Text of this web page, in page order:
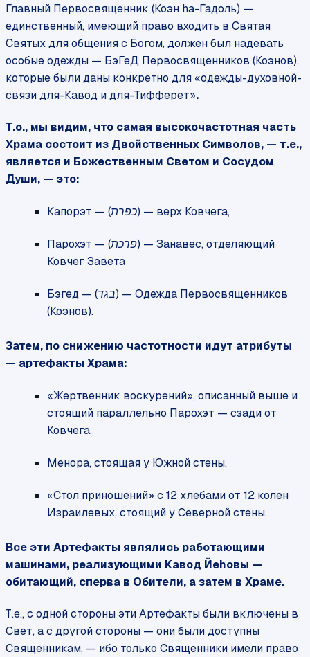
Главный Первосвященник (Коэн hа-Гадоль) —
единственный, имеющий право входить в Святая
Святых для общения с Богом, должен был надевать
особые одежды — БэГеД Первосвященников (Коэнов),
которые были даны конкретно для «одежды-духовной-
связи для-Кавод и для-Тифферет».
Т.о., мы видим, что самая высокочастотная часть
Храма состоит из Двойственных Символов, — т.е.,
является и Божественным Светом и Сосудом
Души, — это:
Капорэт — (כפרת) — верх Ковчега,
Парохэт — (פרכת) — Занавес, отделяющий
Ковчег Завета
Бэгед — (בגד) — Одежда Первосвященников
(Коэнов).
Затем, по снижению частотности идут атрибуты
— артефакты Храма:
«Жертвенник воскурений», описанный выше и
стоящий параллельно Парохэт — сзади от
Ковчега.
Менора, стоящая у Южной стены.
«Стол приношений» с 12 хлебами от 12 колен
Израилевых, стоящий у Северной стены.
Все эти Артефакты являлись работающими
машинами, реализующими Кавод Йеhовы —
обитающий, сперва в Обители, а затем в Храме.
Т.е., с одной стороны эти Артефакты были включены в
Свет, а с другой стороны — они были доступны
Священникам, — ибо только Священники имели право